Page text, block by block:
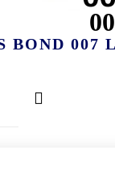
BOND 007